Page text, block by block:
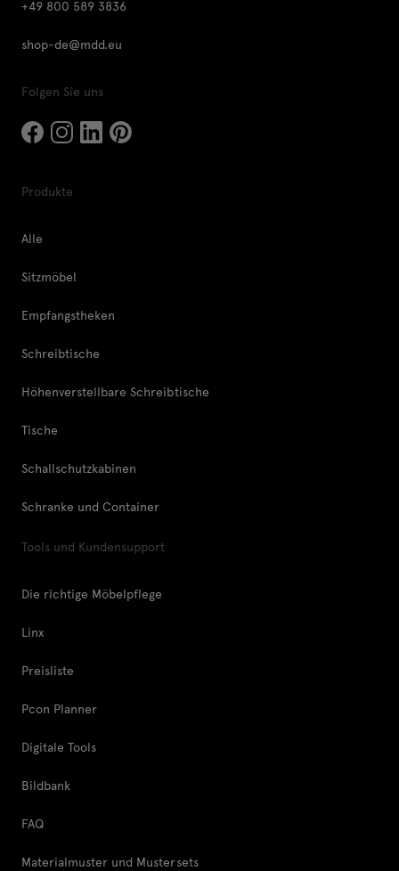
+49 800 589 3836
shop-de@mdd.eu
Folgen Sie uns
Produkte
Alle
Sitzmöbel
Empfangstheken
Schreibtische
Höhenverstellbare Schreibtische
Tische
Schallschutzkabinen
Schranke und Container
Tools und Kundensupport
Die richtige Möbelpflege
Linx
Preisliste
Pcon Planner
Digitale Tools
Bildbank
FAQ
Materialmuster und Mustersets